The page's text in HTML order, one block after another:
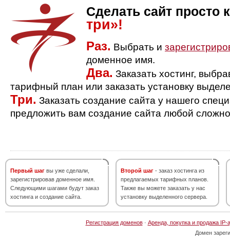
Сделать сайт просто
три»!
Раз. Выбрать и
доменное имя.
Два. Заказать хостинг,
тарифный план или заказать установку
Три. Заказать создание сайта у нашего
предложить вам создание сайта любой
Первый шаг вы уже сделали,
зарегистрировав доменное имя.
Следующими шагами будут заказ
хостинга и создание сайта.
Второй шаг - заказ хостинга из
предлагаемых тарифных планов.
Также вы можете заказать у нас
установку выделенного сервера.
Регистрация доменов· Аренда, покупка и продажа IP-
Домен